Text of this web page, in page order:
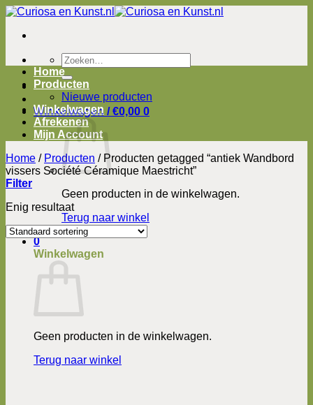
Ga
inhoud
Zoeken
naar:
Winkelwagen /€0,00 0
Geen producten in de winkelwagen.
Terug naar winkel
0
Winkelwagen
Geen producten in de winkelwagen.
Terug naar winkel
Home
Producten
Nieuwe producten
Winkelwagen
Afrekenen
Mijn Account
Home / Producten /Producten getagged “antiek Wandbord
vissers Société Céramique Maestricht”
Filter
Enig resultaat